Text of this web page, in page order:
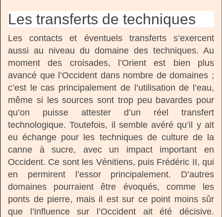
Les transferts de techniques
Les contacts et éventuels transferts s’exercent
aussi au niveau du domaine des techniques. Au
moment des croisades, l’Orient est bien plus
avancé que l’Occident dans nombre de domaines ;
c’est le cas principalement de l’utilisation de l’eau,
même si les sources sont trop peu bavardes pour
qu’on puisse attester d’un réel transfert
technologique. Toutefois, il semble avéré qu’il y ait
eu échange pour les techniques de culture de la
canne à sucre, avec un impact important en
Occident. Ce sont les Vénitiens, puis Frédéric II, qui
en permirent l’essor principalement. D’autres
domaines pourraient être évoqués, comme les
ponts de pierre, mais il est sur ce point moins sûr
que l’influence sur l’Occident ait été décisive.